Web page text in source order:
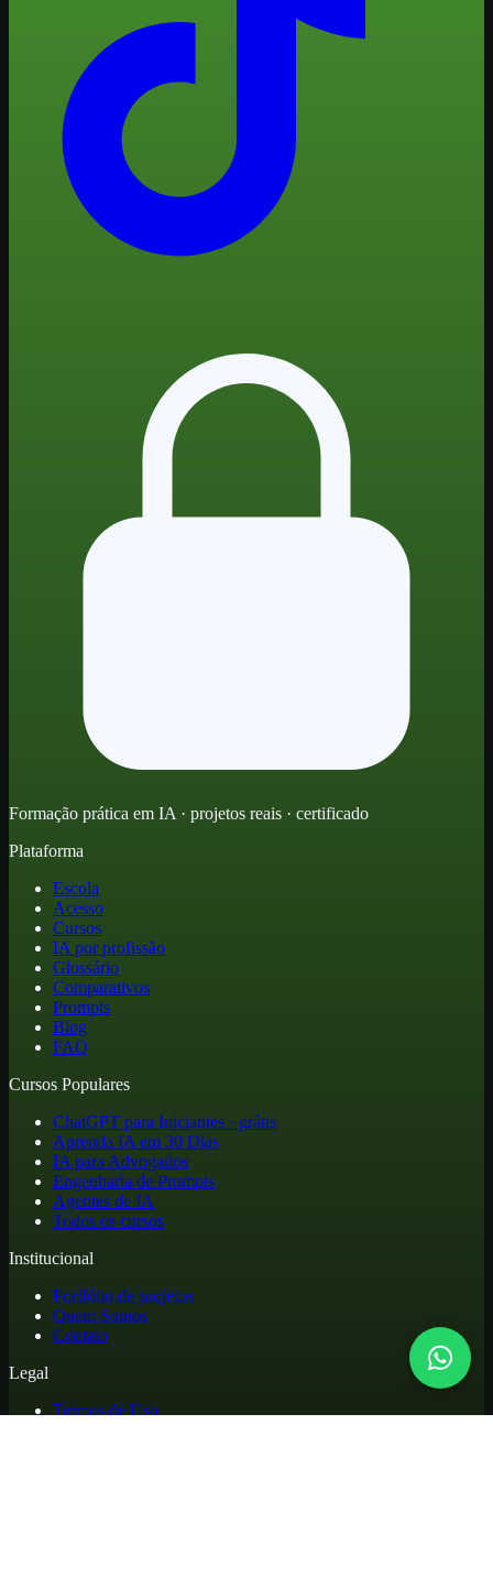
Formação prática em IA · projetos reais · certificado
Plataforma
Escola
Acesso
Cursos
IA por profissão
Glossário
Comparativos
Prompts
Blog
FAQ
Cursos Populares
ChatGPT para Iniciantes · grátis
Aprenda IA em 30 Dias
IA para Advogados
Engenharia de Prompts
Agentes de IA
Todos os cursos
Institucional
Portfólio de projetos
Quem Somos
Contato
Legal
Termos de Uso